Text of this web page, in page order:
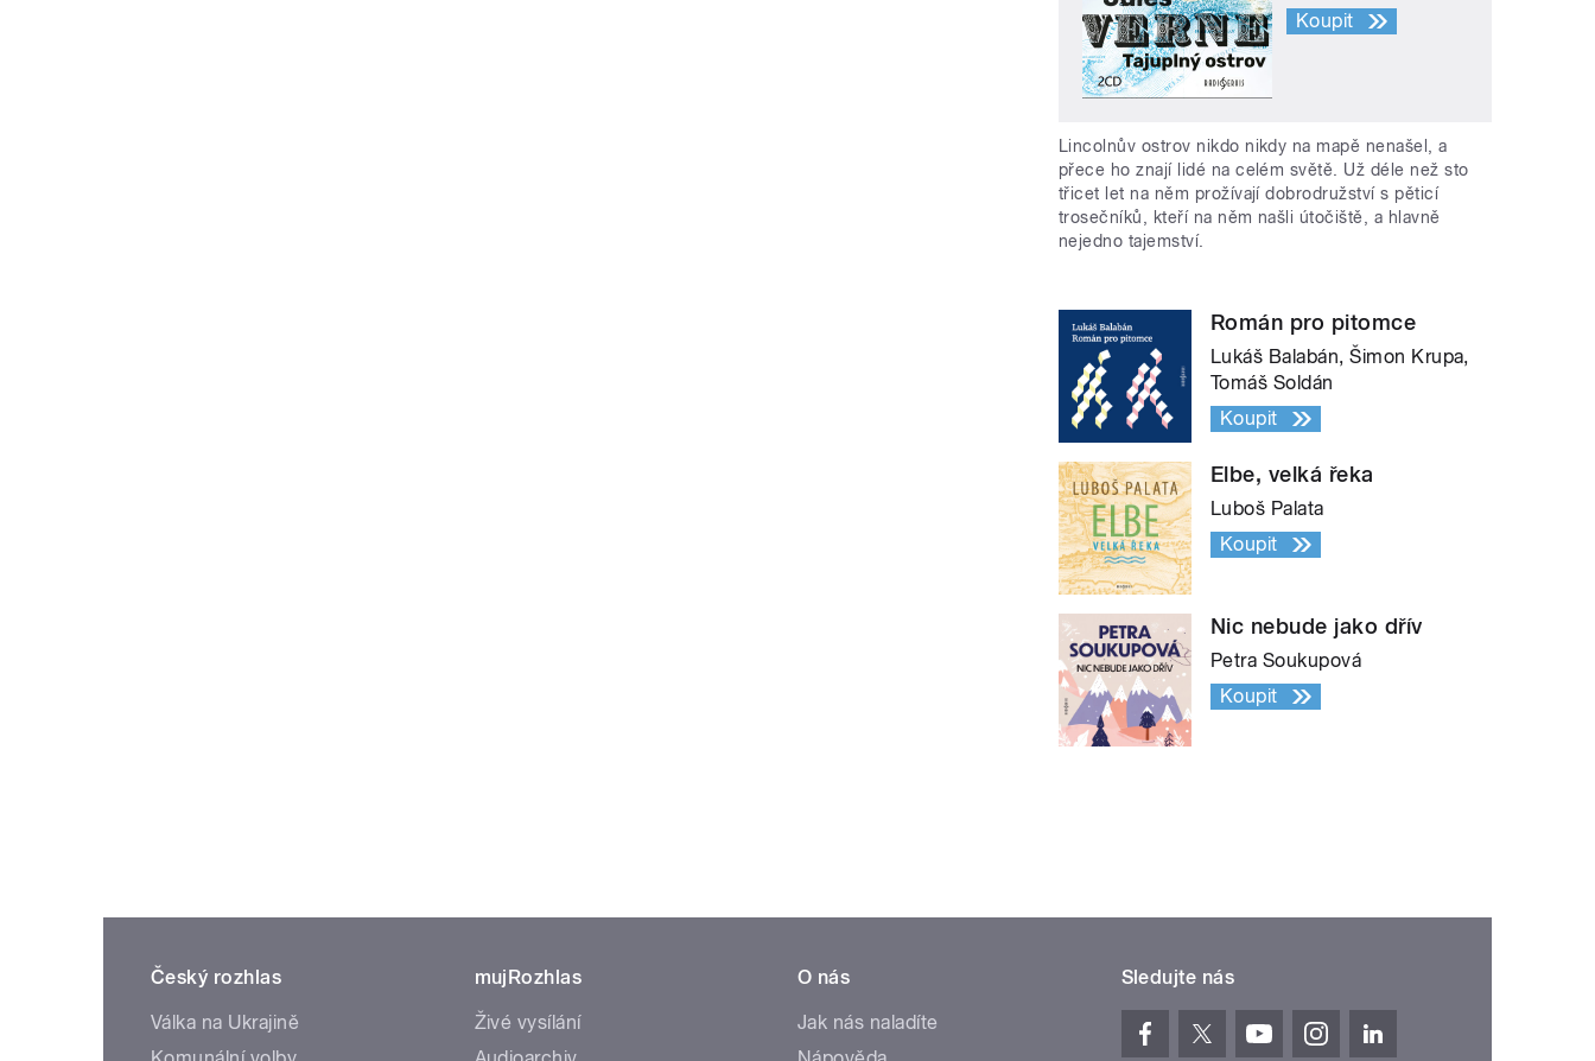
Koupit
Lincolnův ostrov nikdo nikdy na mapě nenašel, a
přece ho znají lidé na celém světě. Už déle než sto
třicet let na něm prožívají dobrodružství s pěticí
trosečníků, kteří na něm našli útočiště, a hlavně
nejedno tajemství.
Román pro pitomce
Lukáš Balabán, Šimon Krupa,
Tomáš Soldán
Koupit
Elbe, velká řeka
Luboš Palata
Koupit
Nic nebude jako dřív
Petra Soukupová
Koupit
Český rozhlas
Válka na Ukrajině
mujRozhlas
Živé vysílání
O nás
Jak nás naladíte
Sledujte nás